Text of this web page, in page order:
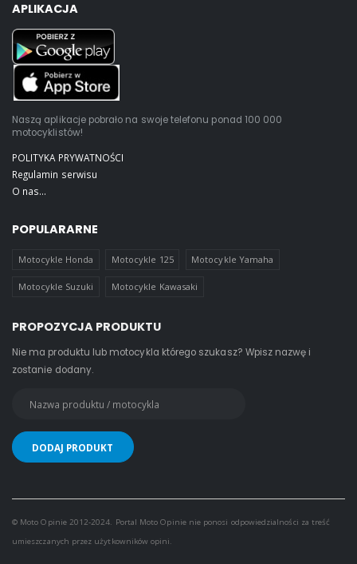
APLIKACJA
Naszą aplikacje pobrało na swoje telefonu ponad 100 000
motocyklistów!
POLITYKA PRYWATNOŚCI
Regulamin serwisu
O nas...
POPULARARNE
Motocykle Honda Motocykle 125 Motocykle Yamaha
Motocykle Suzuki Motocykle Kawasaki
PROPOZYCJA PRODUKTU
Nie ma produktu lub motocykla którego szukasz? Wpisz nazwę i
zostanie dodany.
© Moto Opinie 2012-2024. Portal Moto Opinie nie ponosi odpowiedzialności za treść
umieszczanych przez użytkowników opini.